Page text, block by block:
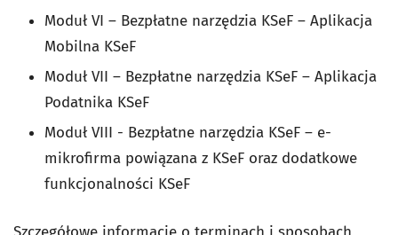
Moduł VI – Bezpłatne narzędzia KSeF – Aplikacja
Mobilna KSeF
Moduł VII – Bezpłatne narzędzia KSeF – Aplikacja
Podatnika KSeF
Moduł VIII - Bezpłatne narzędzia KSeF – e-
mikrofirma powiązana z KSeF oraz dodatkowe
funkcjonalności KSeF